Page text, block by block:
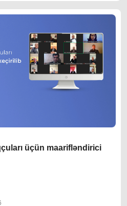
üçün maarifləndirici